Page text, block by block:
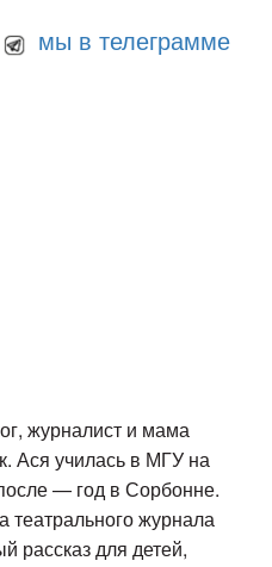
мы в телеграмме
журналист и мама
Ася училась в МГУ на
— год в Сорбонне.
театрального журнала
рассказ для детей,